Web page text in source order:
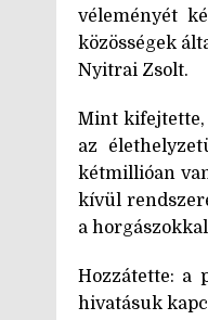
véleményét
közösségek
Nyitrai Zsolt.
Mint kifejtette,
az
kétmillióan
kívül
a
Hozzátette: a
hivatásuk